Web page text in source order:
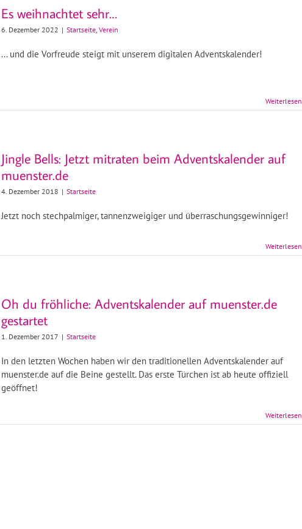
Es weihnachtet sehr…
6. Dezember 2022 | Startseite, Verein
... und die Vorfreude steigt mit unserem digitalen Adventskalender!
Weiterlesen
Jingle Bells: Jetzt mitraten beim Adventskalender auf
muenster.de
4. Dezember 2018 | Startseite
Jetzt noch stechpalmiger, tannenzweigiger und überraschungsgewinniger!
Weiterlesen
Oh du fröhliche: Adventskalender auf muenster.de
gestartet
1. Dezember 2017 | Startseite
In den letzten Wochen haben wir den traditionellen Adventskalender auf
muenster.de auf die Beine gestellt. Das erste Türchen ist ab heute offiziell
geöffnet!
Weiterlesen